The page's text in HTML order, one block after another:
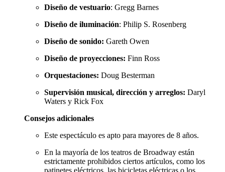
Diseño de vestuario: Gregg Barnes
Diseño de iluminación: Philip S. Rosenberg
Diseño de sonido: Gareth Owen
Diseño de proyecciones: Finn Ross
Orquestaciones: Doug Besterman
Supervisión musical, dirección y arreglos: Daryl
Waters y Rick Fox
Consejos adicionales
Este espectáculo es apto para mayores de 8 años.
En la mayoría de los teatros de Broadway están
estrictamente prohibidos ciertos artículos, como los